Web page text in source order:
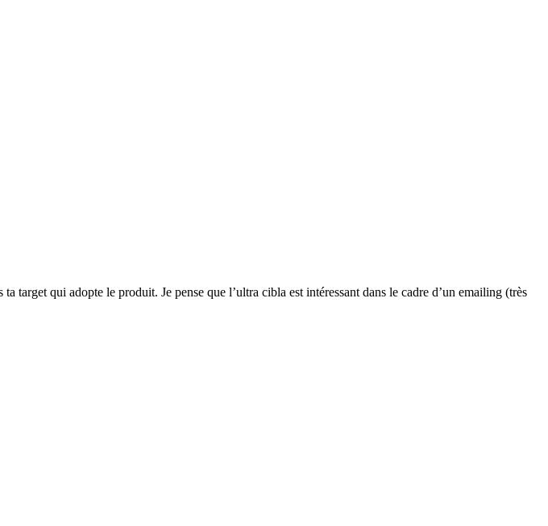
target qui adopte le produit. Je pense que l’ultra cibla est intéressant dans le cadre d’un emailing (très